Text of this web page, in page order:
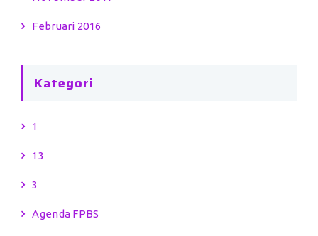
Februari 2016
Kategori
1
13
3
Agenda FPBS